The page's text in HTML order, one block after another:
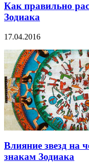
Как правильно
Зодиака
17.04.2016
Влияние звезд на
знакам Зодиака